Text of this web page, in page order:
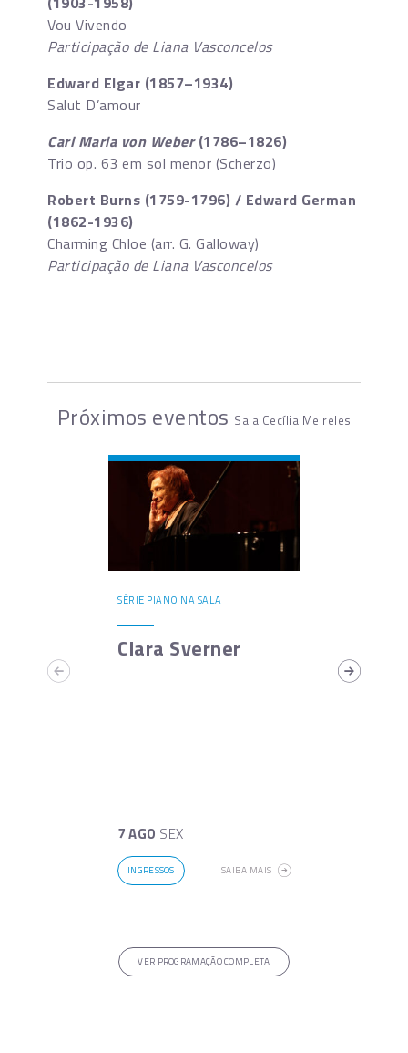
Vou Vivendo
Participação de Liana Vasconcelos
Edward Elgar (1857–1934)
Salut D’amour
Carl Maria von Weber(1786–1826)
Trio op. 63 em sol menor (Scherzo)
Robert Burns (1759-1796) / Edward German
(1862-1936)
Charming Chloe (arr. G. Galloway)
Participação de Liana Vasconcelos
Próximos eventos Sala Cecília Meireles
SÉRIE PIANO NA SALA
Clara Sverner
7 AGO SEX
INGRESSOS SAIBA MAIS
VER PROGRAMAÇÃO COMPLETA